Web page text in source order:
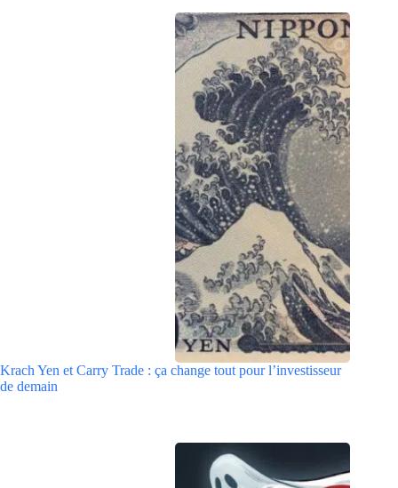
Krach Yen et Carry Trade : ça change tout pour l’investisseur
de demain